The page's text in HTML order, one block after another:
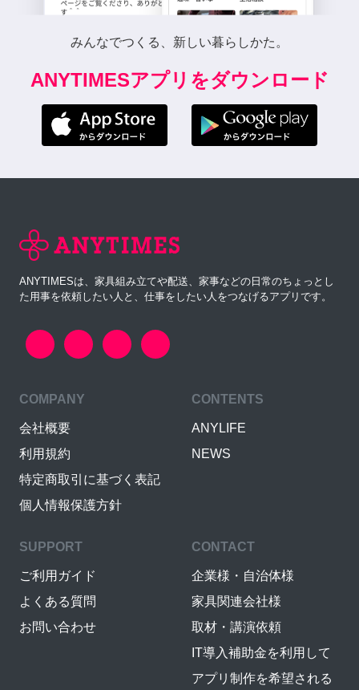
みんなでつくる、新しい暮らしかた。
ANYTIMESアプリをダウンロード
ANYTIMESは、家具組み立てや配送、家事などの日常のちょっとし
た用事を依頼したい人と、仕事をしたい人をつなげるアプリです。
COMPANY
会社概要
利用規約
特定商取引に基づく表記
個人情報保護方針
CONTENTS
ANYLIFE
NEWS
SUPPORT
ご利用ガイド
よくある質問
お問い合わせ
CONTACT
企業様・自治体様
家具関連会社様
取材・講演依頼
IT導入補助金を利用して
アプリ制作を希望される